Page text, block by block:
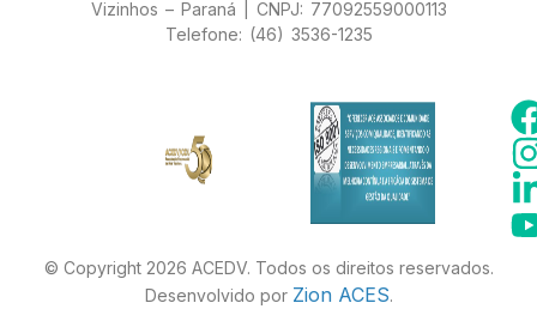
Vizinhos – Paraná | CNPJ: 77092559000113
Telefone: (46) 3536-1235
© Copyright 2026 ACEDV. Todos os direitos reservados.
Desenvolvido por Zion ACES.